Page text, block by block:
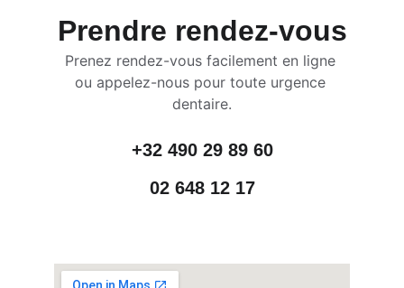
Prendre rendez-vous
Prenez rendez-vous facilement en ligne
ou appelez-nous pour toute urgence
dentaire.
+32 490 29 89 60
02 648 12 17